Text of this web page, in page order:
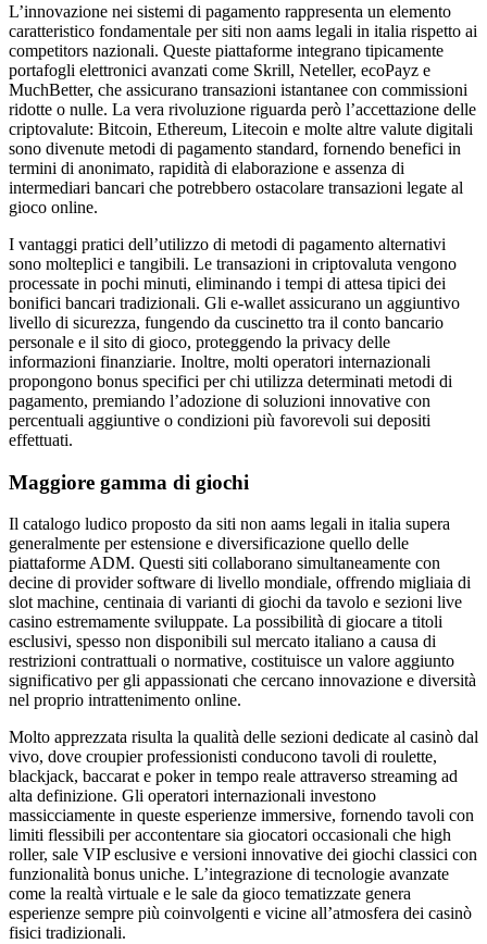
L’innovazione nei sistemi di pagamento rappresenta un elemento
caratteristico fondamentale per siti non aams legali in italia rispetto ai
competitors nazionali. Queste piattaforme integrano tipicamente
portafogli elettronici avanzati come Skrill, Neteller, ecoPayz e
MuchBetter, che assicurano transazioni istantanee con commissioni
ridotte o nulle. La vera rivoluzione riguarda però l’accettazione delle
criptovalute: Bitcoin, Ethereum, Litecoin e molte altre valute digitali
sono divenute metodi di pagamento standard, fornendo benefici in
termini di anonimato, rapidità di elaborazione e assenza di
intermediari bancari che potrebbero ostacolare transazioni legate al
gioco online.
I vantaggi pratici dell’utilizzo di metodi di pagamento alternativi
sono molteplici e tangibili. Le transazioni in criptovaluta vengono
processate in pochi minuti, eliminando i tempi di attesa tipici dei
bonifici bancari tradizionali. Gli e-wallet assicurano un aggiuntivo
livello di sicurezza, fungendo da cuscinetto tra il conto bancario
personale e il sito di gioco, proteggendo la privacy delle
informazioni finanziarie. Inoltre, molti operatori internazionali
propongono bonus specifici per chi utilizza determinati metodi di
pagamento, premiando l’adozione di soluzioni innovative con
percentuali aggiuntive o condizioni più favorevoli sui depositi
effettuati.
Maggiore gamma di giochi
Il catalogo ludico proposto da siti non aams legali in italia supera
generalmente per estensione e diversificazione quello delle
piattaforme ADM. Questi siti collaborano simultaneamente con
decine di provider software di livello mondiale, offrendo migliaia di
slot machine, centinaia di varianti di giochi da tavolo e sezioni live
casino estremamente sviluppate. La possibilità di giocare a titoli
esclusivi, spesso non disponibili sul mercato italiano a causa di
restrizioni contrattuali o normative, costituisce un valore aggiunto
significativo per gli appassionati che cercano innovazione e diversità
nel proprio intrattenimento online.
Molto apprezzata risulta la qualità delle sezioni dedicate al casinò dal
vivo, dove croupier professionisti conducono tavoli di roulette,
blackjack, baccarat e poker in tempo reale attraverso streaming ad
alta definizione. Gli operatori internazionali investono
massicciamente in queste esperienze immersive, fornendo tavoli con
limiti flessibili per accontentare sia giocatori occasionali che high
roller, sale VIP esclusive e versioni innovative dei giochi classici con
funzionalità bonus uniche. L’integrazione di tecnologie avanzate
come la realtà virtuale e le sale da gioco tematizzate genera
esperienze sempre più coinvolgenti e vicine all’atmosfera dei casinò
fisici tradizionali.